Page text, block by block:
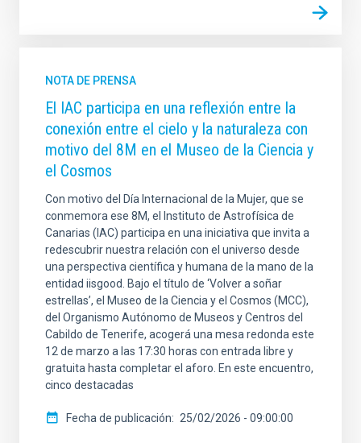
NOTA DE PRENSA
El IAC participa en una reflexión entre la
conexión entre el cielo y la naturaleza con
motivo del 8M en el Museo de la Ciencia y
el Cosmos
Con motivo del Día Internacional de la Mujer, que se
conmemora ese 8M, el Instituto de Astrofísica de
Canarias (IAC) participa en una iniciativa que invita a
redescubrir nuestra relación con el universo desde
una perspectiva científica y humana de la mano de la
entidad iisgood. Bajo el título de ‘Volver a soñar
estrellas’, el Museo de la Ciencia y el Cosmos (MCC),
del Organismo Autónomo de Museos y Centros del
Cabildo de Tenerife, acogerá una mesa redonda este
12 de marzo a las 17:30 horas con entrada libre y
gratuita hasta completar el aforo. En este encuentro,
cinco destacadas
Fecha de publicación 25/02/2026 - 09:00:00